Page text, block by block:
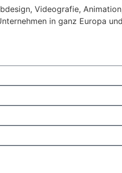
Videografie,
in ganz Europa